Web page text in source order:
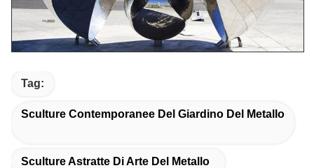
Tag:
Sculture Contemporanee Del Giardino Del Metallo
Sculture Astratte Di Arte Del Metallo